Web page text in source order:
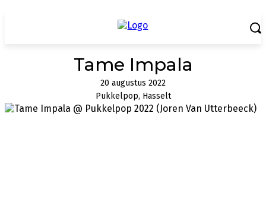
Tame Impala
20 augustus 2022
Pukkelpop, Hasselt